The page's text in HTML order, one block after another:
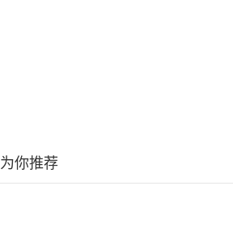
为你推荐